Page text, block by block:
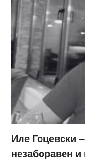
Иле Гоцевски
незаборавен